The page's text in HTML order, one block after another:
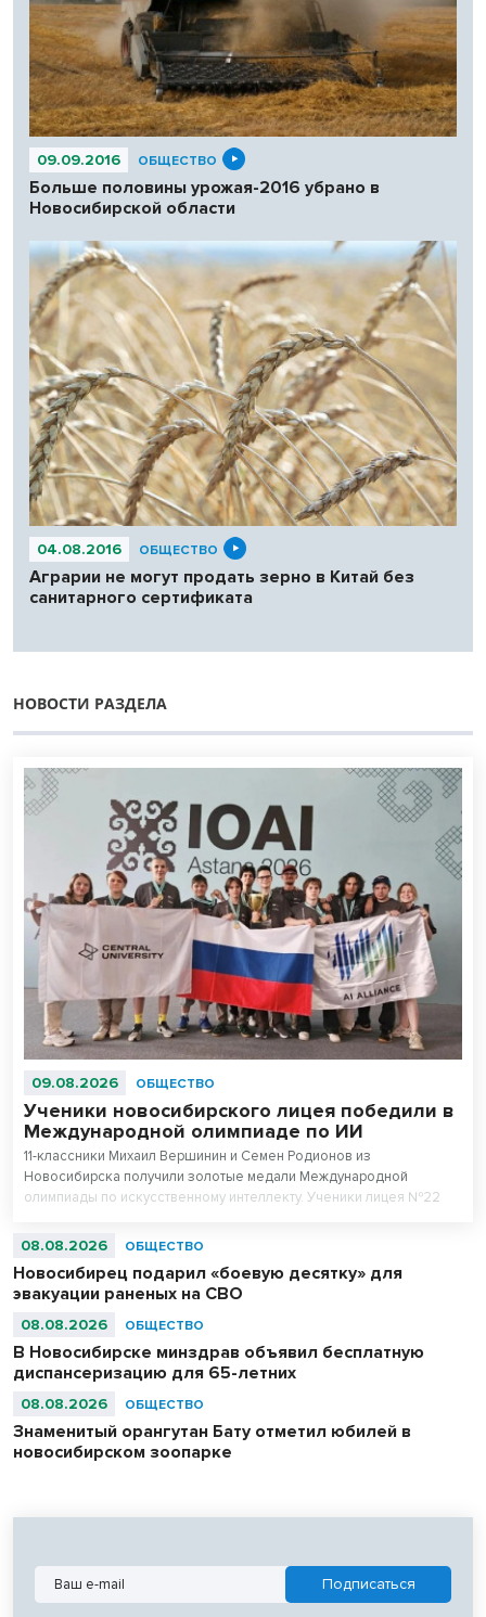
09.09.2016 ОБЩЕСТВО
Больше половины урожая-2016 убрано в
Новосибирской области
04.08.2016 ОБЩЕСТВО
Аграрии не могут продать зерно в Китай без
санитарного сертификата
НОВОСТИ РАЗДЕЛА
09.08.2026 ОБЩЕСТВО
Ученики новосибирского лицея победили в
Международной олимпиаде по ИИ
11-классники Михаил Вершинин и Семен Родионов из
Новосибирска получили золотые медали Международной
олимпиады по искусственному интеллекту. Ученики лицея №22
абсолютными чемпионами соревнований.
08.08.2026 ОБЩЕСТВО
Новосибирец подарил «боевую десятку» для
эвакуации раненых на СВО
08.08.2026 ОБЩЕСТВО
В Новосибирске минздрав объявил бесплатную
диспансеризацию для 65-летних
08.08.2026 ОБЩЕСТВО
Знаменитый орангутан Бату отметил юбилей в
новосибирском зоопарке